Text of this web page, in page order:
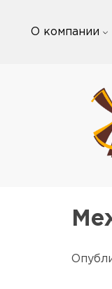
О компании